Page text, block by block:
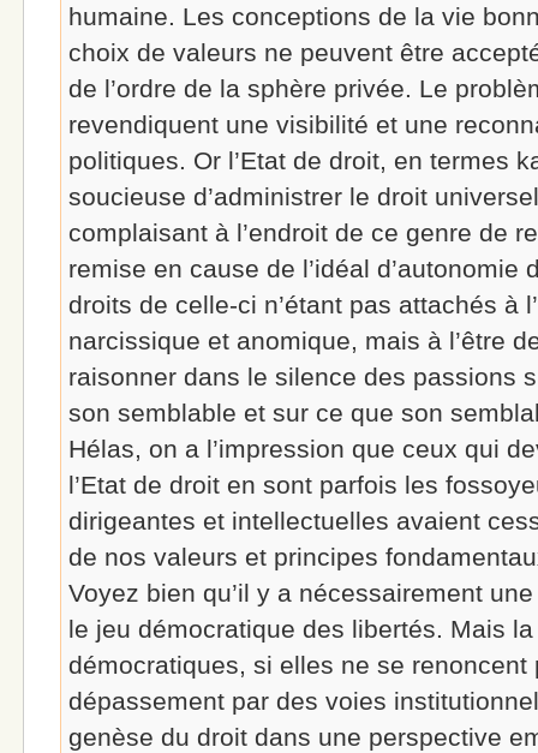
humaine. Les conceptions de la vie
choix de valeurs ne peuvent être
de l’ordre de la sphère privée. Le
revendiquent une visibilité et une
politiques. Or l’Etat de droit, en termes
soucieuse d’administrer le droit
complaisant à l’endroit de ce genre de
remise en cause de l’idéal
droits de celle-ci n’étant pas attachés à
narcissique et anomique, mais à l’être
raisonner dans le silence des passions
son semblable et sur ce que son
Hélas, on a l’impression que ceux qui
l’Etat de droit en sont parfois les
dirigeantes et intellectuelles avaient
de nos valeurs et principes
Voyez bien qu’il y a nécessairement
le jeu démocratique des libertés. Mais
démocratiques, si elles ne se renoncent
dépassement par des voies
genèse du droit dans une perspective